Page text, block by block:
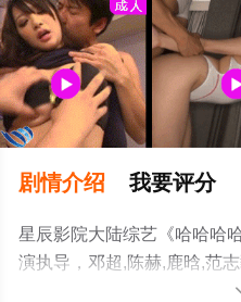
剧情介绍 我要评分
星辰影院大陆综艺《哈哈哈
演执导，邓超,陈赫,鹿晗,范
嘉,荣梓杉等演员精彩演绎的